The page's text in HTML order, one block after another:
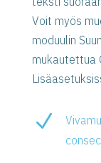
Voit myös
moduulin
mukautettua
N